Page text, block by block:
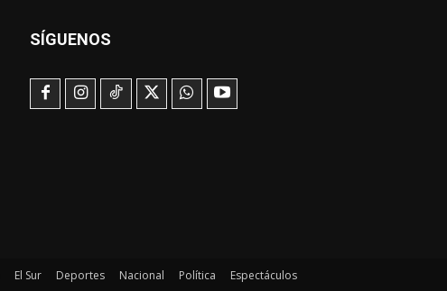
SÍGUENOS
El Sur Deportes Nacional Política
Espectáculos